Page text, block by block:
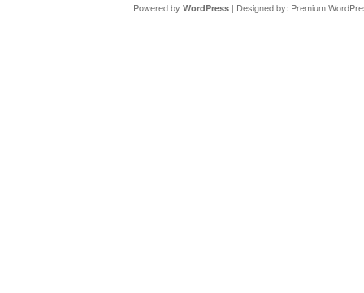
Powered by WordPress| Designed by: Premium